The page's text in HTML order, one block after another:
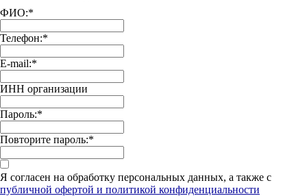
ФИО:*
Телефон:*
E-mail:*
ИНН организации
Пароль:*
Повторите пароль:*
Я согласен на обработку персональных данных, а также с
публичной офертой и политикой конфиденциальности